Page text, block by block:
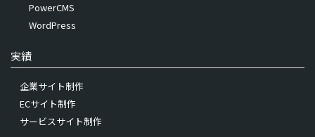
PowerCMS
WordPress
実績
企業サイト制作
ECサイト制作
サービスサイト制作